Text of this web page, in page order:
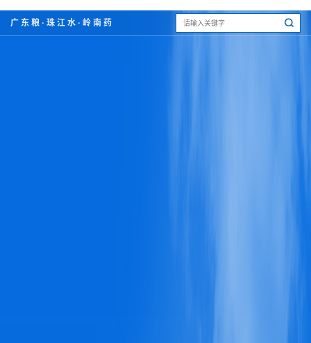
广东粮·珠江水·岭南药